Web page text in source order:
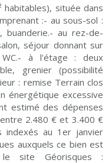
habitables), située dans
:- au sous-sol :
buanderie.- au rez-de-
séjour donnant sur
à l'étage : deux
grenier (possibilité
: remise Terrain clos
énergétique excessive
estimé des dépenses
2.480 € et 3.400 €
indexés au 1er janvier
auxquels ce bien est
site Géorisques :